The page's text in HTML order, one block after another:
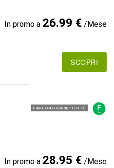
In promo a 26.99 €/Mese
SCOPRI
FIBRA SOLO CONNETTIVITÀ
In promo a 28.95 €/Mese